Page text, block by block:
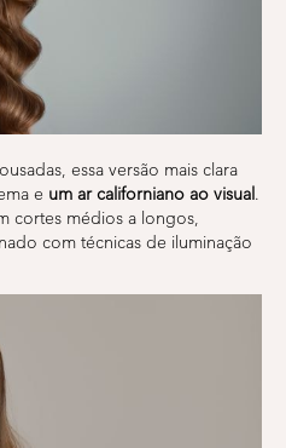
essa versão mais clara
e um ar californiano ao visual .
cortes médios a longos,
com técnicas de iluminação